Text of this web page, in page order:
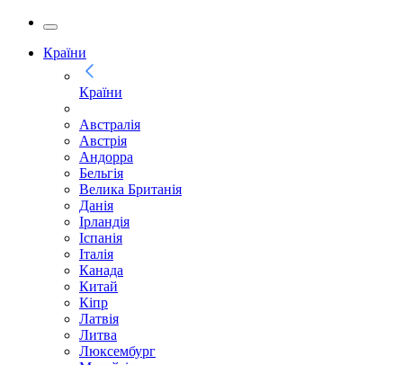
Країни
Країни
Австралія
Австрія
Андорра
Бельгія
Велика Британія
Данія
Ірландія
Іспанія
Італія
Канада
Китай
Кіпр
Латвія
Литва
Люксембург